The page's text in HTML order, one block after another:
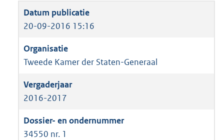
20-09-2016 15:16
Tweede Kamer der Staten-Generaal
2016-2017
34550 nr. 1